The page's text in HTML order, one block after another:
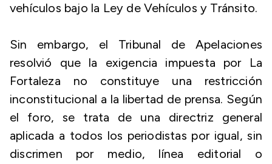
vehículos bajo la Ley de Vehículos y Tránsito.
Sin embargo, el Tribunal de Apelaciones
resolvió que la exigencia impuesta por La
Fortaleza no constituye una restricción
inconstitucional a la libertad de prensa. Según
el foro, se trata de una directriz general
aplicada a todos los periodistas por igual, sin
discrimen por medio, línea editorial o